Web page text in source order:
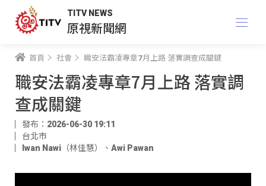
TITV NEWS
原視新聞網
首頁 社會 職安法霸凌專章7月上路 落實調查成關鍵
職安法霸凌專章7月上路 落實調
查成關鍵
發布：2026-06-30 19:11
台北市
Iwan Nawi（林佳慧）
、 Awi Pawan